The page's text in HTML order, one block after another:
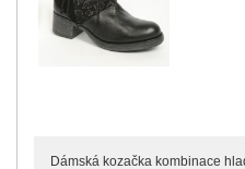
Dámská kozačka kombinace